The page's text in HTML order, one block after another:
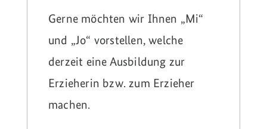
Gerne möchten wir Ihnen „Mi“
und „Jo“ vorstellen, welche
derzeit eine Ausbildung zur
Erzieherin bzw. zum Erzieher
machen.